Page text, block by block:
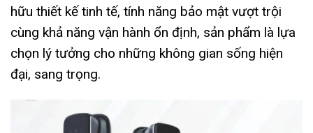
hữu thiết kế tinh tế, tính năng bảo mật vượt trội
cùng khả năng vận hành ổn định, sản phẩm là lựa
chọn lý tưởng cho những không gian sống hiện
đại, sang trọng.